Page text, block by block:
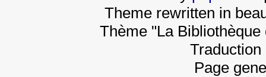
Theme rewritten in
Thème "La
Page